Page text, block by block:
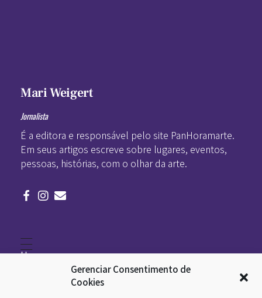
Gerenciar Consentimento de
Cookies
Mari Weigert
Jornalista
É a editora e responsável pelo site PanHoramarte.
Em seus artigos escreve sobre lugares, eventos,
pessoas, histórias, com o olhar da arte.
Home